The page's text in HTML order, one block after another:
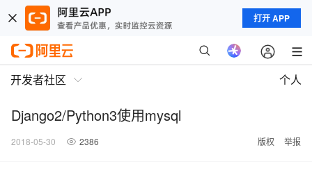
打开 APP
开发者社区 个人
Django2/Python3使用mysql
2018-05-30 2386 版权 举报